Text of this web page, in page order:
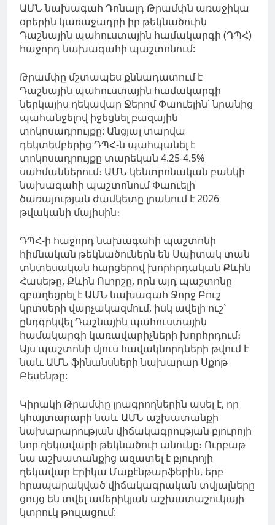
ԱՄՆ նախագահ Դոնալդ Թրամփն առաջիկա
օրերին կառաջադրի իր թեկնածուին
Դաշնային պահուստային համակարգի (ԴՊՀ)
հաջորդ նախագահի պաշտոնում:
Թրամփը մշտապես քննադատում է
Դաշնային պահուստային համակարգի
ներկայիս ղեկավար Ջերոմ Փաուելին՝ նրանից
պահանջելով իջեցնել բազային
տոկոսադրույքը: Անցյալ տարվա
դեկտեմբերից ԴՊՀ-ն պահպանել է
տոկոսադրույքը տարեկան 4.25-4.5%
սահմաններում։ ԱՄՆ կենտրոնական բանկի
նախագահի պաշտոնում Փաուելի
ծառայության ժամկետը լրանում է 2026
թվականի մայիսին։
ԴՊՀ-ի հաջորդ նախագահի պաշտոնի
հիմնական թեկնածուներն են Սպիտակ տան
տնտեսական հարցերով խորհրդական Քևին
Հասեթը, Քևին Ուորշը, որն այդ պաշտոնը
զբաղեցրել է ԱՄՆ նախագահ Ջորջ Բուշ
կրտսերի վարչակազմում, իսկ ավելի ուշ՝
ընդգրկվել Դաշնային պահուստային
համակարգի կառավարիչների խորհրդում։
Այս պաշտոնի մյուս հավակնորդների թվում է
նաև ԱՄՆ ֆինանսների նախարար Սքոթ
Բեսենթը:
Կիրակի Թրամփը լրագրողներին ասել է, որ
կհայտարարի նաև ԱՄՆ աշխատանքի
նախարարության վիճակագրության բյուրոյի
նոր ղեկավարի թեկնածուի անունը։ Ուրբաթ
նա աշխատանքից ազատել է բյուրոյի
ղեկավար Էրիկա Մաքէնթարֆերին, երբ
հրապարակված վիճակագրական տվյալները
ցույց են տվել ամերիկյան աշխատաշուկայի
կտրուկ թուլացում: